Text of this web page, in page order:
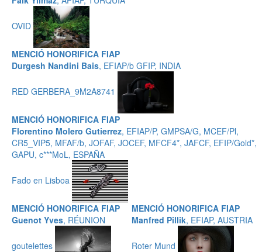
OVID
MENCIÓ HONORIFICA FIAP
Durgesh Nandini Bais, EFIAP/b GFIP, INDIA
RED GERBERA_9M2A8741
MENCIÓ HONORIFICA FIAP
Florentino Molero Gutierrez, EFIAP/P, GMPSA/G, MCEF/Pl,
CR5_VIP5, MFAF/b, JOFAF, JOCEF, MFCF4*, JAFCF, EFIP/Gold*,
GAPU, c***MoL, ESPAÑA
Fado en Lisboa
MENCIÓ HONORIFICA FIAP
Guenot Yves, RÉUNION
goutelettes
MENCIÓ HONORIFICA FIAP
Manfred Pillik, EFIAP, AUSTRIA
Roter Mund